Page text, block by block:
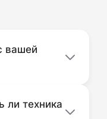
вашей
ли техника